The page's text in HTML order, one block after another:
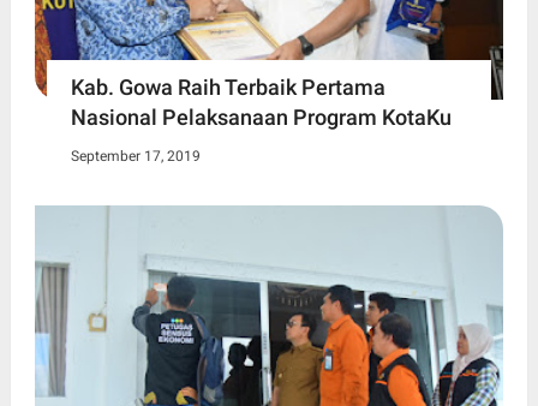
Kab. Gowa Raih Terbaik Pertama
Nasional Pelaksanaan Program KotaKu
September 17, 2019